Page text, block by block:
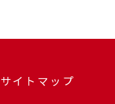
サイトマップ